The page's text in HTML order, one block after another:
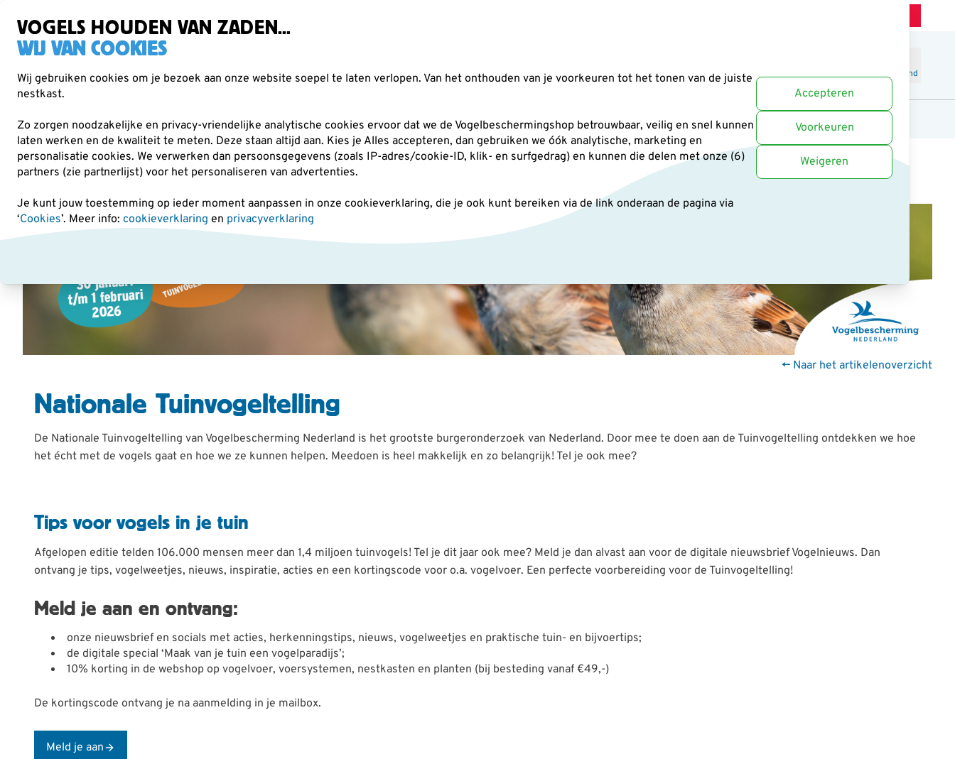
VOGELS HOUDEN VAN ZADEN...
WIJ VAN COOKIES
Wij gebruiken cookies om je bezoek aan onze website soepel te laten verlopen. Van het onthouden van je voorkeuren tot het tonen van de juiste
nestkast.
Zo zorgen noodzakelijke en privacy-vriendelijke analytische cookies ervoor dat we de Vogelbeschermingshop betrouwbaar, veilig en snel kunnen
laten werken en de kwaliteit te meten. Deze staan altijd aan. Kies je Alles accepteren, dan gebruiken we óók analytische, marketing en
personalisatie cookies. We verwerken dan persoonsgegevens (zoals IP-adres/cookie-ID, klik- en surfgedrag) en kunnen die delen met onze (6)
partners (zie partnerlijst) voor het personaliseren van advertenties.
Je kunt jouw toestemming op ieder moment aanpassen in onze cookieverklaring, die je ook kunt bereiken via de link onderaan de pagina via
‘Cookies’. Meer info: cookieverklaring en privacyverklaring
Accepteren
Voorkeuren
Weigeren
Winkelmand
Verrekijkers Vogelvoer Voederhuisjes & -silo's Nestkasten Andere tuindieren Planten Cadeaus en boeken Uitgelicht
Tuinvogeltelling
← Naar het artikelenoverzicht
Nationale Tuinvogeltelling
De Nationale Tuinvogeltelling van Vogelbescherming Nederland is het grootste burgeronderzoek van Nederland. Door mee te doen aan de Tuinvogeltelling ontdekken we hoe
het écht met de vogels gaat en hoe we ze kunnen helpen. Meedoen is heel makkelijk en zo belangrijk! Tel je ook mee?
Tips voor vogels in je tuin
Afgelopen editie telden 106.000 mensen meer dan 1,4 miljoen tuinvogels! Tel je dit jaar ook mee? Meld je dan alvast aan voor de digitale nieuwsbrief Vogelnieuws. Dan
ontvang je tips, vogelweetjes, nieuws, inspiratie, acties en een kortingscode voor o.a. vogelvoer. Een perfecte voorbereiding voor de Tuinvogeltelling!
Meld je aan en ontvang:
onze nieuwsbrief en socials met acties, herkenningstips, nieuws, vogelweetjes en praktische tuin- en bijvoertips;
de digitale special ‘Maak van je tuin een vogelparadijs’;
10% korting in de webshop op vogelvoer, voersystemen, nestkasten en planten (bij besteding vanaf €49,-)
De kortingscode ontvang je na aanmelding in je mailbox.
Meld je aan